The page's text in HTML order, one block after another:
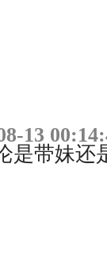
13
是带妹还